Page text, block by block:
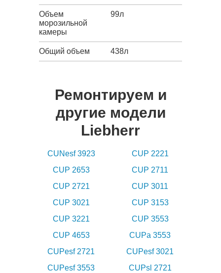
Объем
морозильной
камеры
99л
Общий объем 438л
Ремонтируем и
другие модели
Liebherr
CUNesf 3923
CUP 2221
CUP 2653
CUP 2711
CUP 2721
CUP 3011
CUP 3021
CUP 3153
CUP 3221
CUP 3553
CUP 4653
CUPa 3553
CUPesf 2721
CUPesf 3021
CUPesf 3553
CUPsl 2721